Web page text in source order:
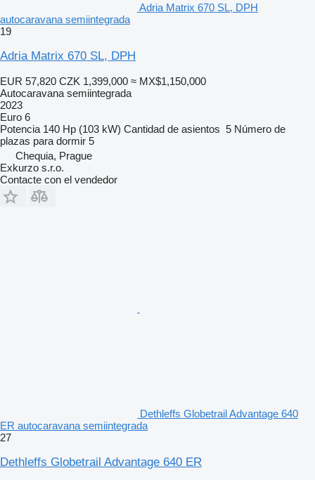
Adria Matrix 670 SL, DPH
autocaravana semiintegrada
19
Adria Matrix 670 SL, DPH
EUR 57,820 CZK 1,399,000 ≈ MX$1,150,000
Autocaravana semiintegrada
2023
Euro 6
Potencia 140 Hp (103 kW) Cantidad de asientos 5 Número de
plazas para dormir 5
Chequia, Prague
Exkurzo s.r.o.
Contacte con el vendedor
Dethleffs Globetrail Advantage 640
ER autocaravana semiintegrada
27
Dethleffs Globetrail Advantage 640 ER